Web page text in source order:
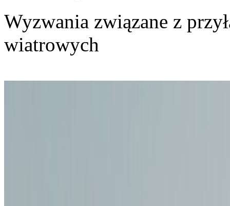
Wyzwania związane z
wiatrowych